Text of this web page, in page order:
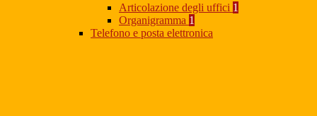
Articolazione degli uffici 1
Organigramma 1
Telefono e posta elettronica